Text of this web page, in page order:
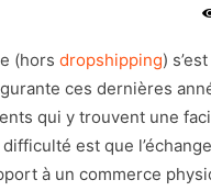
(hors dropshipping)
ces dernières
qui y trouvent une
est que
à un commerce